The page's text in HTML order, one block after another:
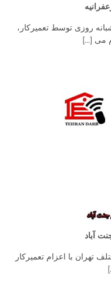
روزی توسط تعمیرکار،
می [...]
آباد
تهران با اعزام تعمیرکار